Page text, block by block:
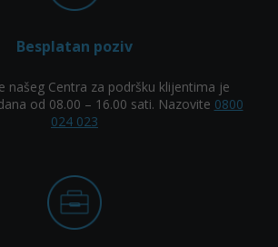
Besplatan poziv
našeg Centra za podršku klijentima je
od 08.00 – 16.00 sati. Nazovite 0800
024 023